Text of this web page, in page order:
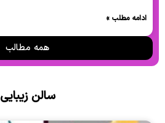
ادامه مطلب »
همه مطالب
سالن زیبایی